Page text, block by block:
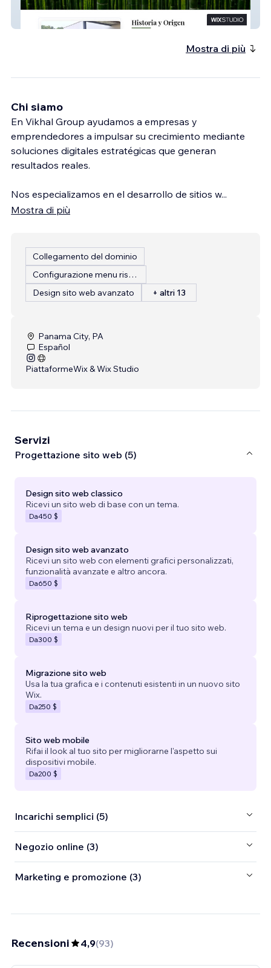
Mostra di più
Chi siamo
En Vikhal Group ayudamos a empresas y
emprendedores a impulsar su crecimiento mediante
soluciones digitales estratégicas que generan
resultados reales.
Nos especializamos en el desarrollo de sitios w...
Mostra di più
Collegamento del dominio
Configurazione menu ristorante
Design sito web avanzato
+ altri 13
Panama City, PA
Español
PiattaformeWix & Wix Studio
Servizi
Progettazione sito web (5)
Design sito web classico
Ricevi un sito web di base con un tema.
Da450 $
Design sito web avanzato
Ricevi un sito web con elementi grafici personalizzati,
funzionalità avanzate e altro ancora.
Da650 $
Riprogettazione sito web
Ricevi un tema e un design nuovi per il tuo sito web.
Da300 $
Migrazione sito web
Usa la tua grafica e i contenuti esistenti in un nuovo sito
Wix.
Da250 $
Sito web mobile
Rifai il look al tuo sito per migliorarne l'aspetto sui
dispositivi mobile.
Da200 $
Incarichi semplici (5)
Negozio online (3)
Marketing e promozione (3)
Recensioni 4,9(93)